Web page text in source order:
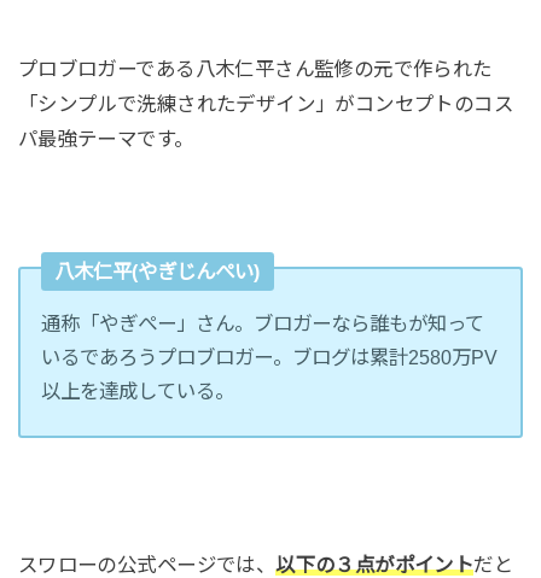
プロブロガーである八木仁平さん監修の元で作られた
「シンプルで洗練されたデザイン」がコンセプトのコス
パ最強テーマです。
八木仁平(やぎじんぺい)
通称「やぎぺー」さん。ブロガーなら誰もが知って
いるであろうプロブロガー。ブログは累計2580万PV
以上を達成している。
スワローの公式ページでは、以下の３点がポイントだと